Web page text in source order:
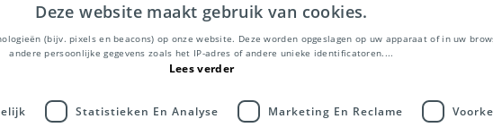
Deze website maakt gebruik van cookies.
(bijv. pixels en beacons) op onze website. Deze worden opgeslagen op uw apparaat of in uw
andere persoonlijke gegevens zoals het IP-adres of andere unieke identificatoren....
Lees verder
Statistieken En Analyse Marketing En Reclame